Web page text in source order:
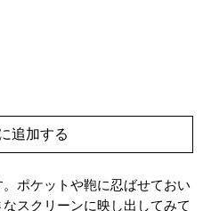
追加する
ポケットや鞄に忍ばせておい
スクリーンに映し出してみて